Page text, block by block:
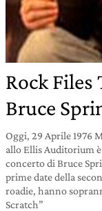
Rock Files
Bruce
Oggi, 29 Aprile 1976
allo Ellis Auditorium
concerto di Bruce
prime date della
roadie, hanno
Scratch”